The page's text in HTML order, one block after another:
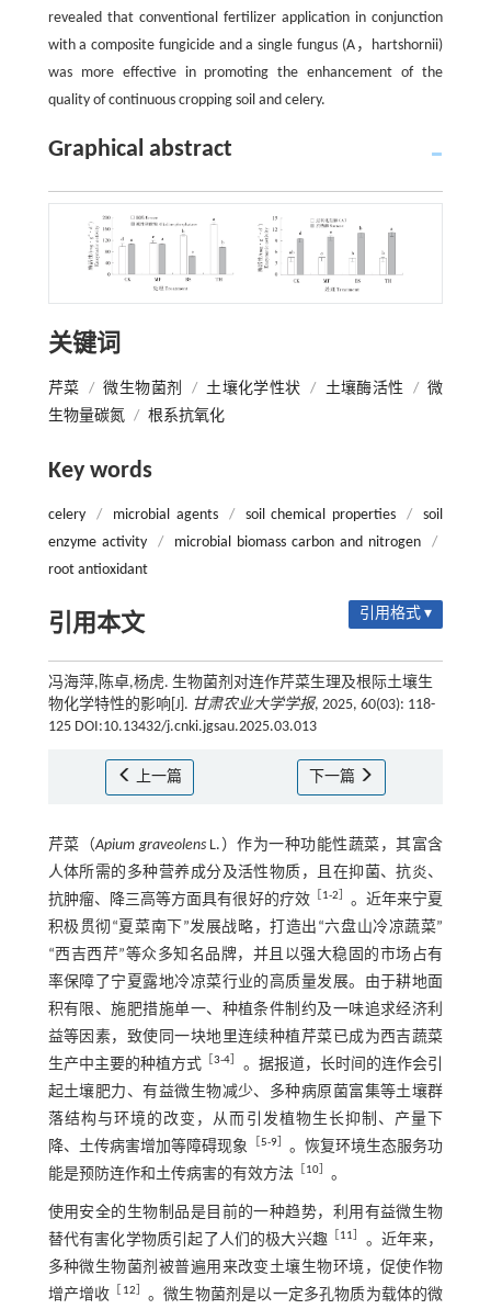
revealed that conventional fertilizer application in conjunction
with a composite fungicide and a single fungus (A，hartshornii)
was more effective in promoting the enhancement of the
quality of continuous cropping soil and celery.
Graphical abstract
关键词
芹菜 / 微生物菌剂 / 土壤化学性状 / 土壤酶活性 / 微
生物量碳氮 / 根系抗氧化
Key words
celery / microbial agents / soil chemical properties /
soil
enzyme activity
/ microbial biomass carbon and nitrogen
/
root antioxidant
引用本文 引用格式 ▾
冯海萍,陈卓,杨虎. 生物菌剂对连作芹菜生理及根际土壤生
物化学特性的影响[J]. 甘肃农业大学学报, 2025, 60(03): 118-
125 DOI:10.13432/j.cnki.jgsau.2025.03.013
上一篇 下一篇
芹菜（Apium graveolensL.）作为一种功能性蔬菜，其富含
人体所需的多种营养成分及活性物质，且在抑菌、抗炎、
抗肿瘤、降三高等方面具有很好的疗效［ 1-2
。近年来宁夏
积极贯彻“夏菜南下”发展战略，打造出“六盘山冷凉蔬菜”
“西吉西芹”等众多知名品牌，并且以强大稳固的市场占有
率保障了宁夏露地冷凉菜行业的高质量发展。由于耕地面
积有限、施肥措施单一、种植条件制约及一味追求经济利
益等因素，致使同一块地里连续种植芹菜已成为西吉蔬菜
生产中主要的种植方式 ［3-4
。据报道，长时间的连作会引
起土壤肥力、有益微生物减少、多种病原菌富集等土壤群
落结构与环境的改变，从而引发植物生长抑制、产量下
降、土传病害增加等障碍现象
5-9］ 。恢复环境生态服务功
能是预防连作和土传病害的有效方法［ 10］ 。
使用安全的生物制品是目前的一种趋势，利用有益微生物
替代有害化学物质引起了人们的极大兴趣
11
。近年来，
多种微生物菌剂被普遍用来改变土壤生物环境，促使作物
增产增收
12 。微生物菌剂是以一定多孔物质为载体的微